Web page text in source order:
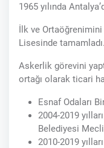
1965 yılında
İlk ve
Lisesinde tamamladı.
Askerlik görevini
ortağı olarak ticari
Esnaf Odaları
2004-2019
Belediyesi
2010-2019